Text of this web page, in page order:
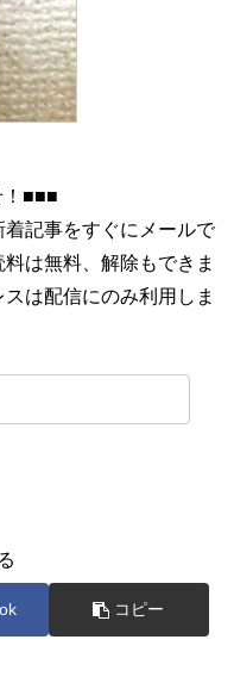
！■■■
記事をすぐにメールで
は無料、解除もできま
は配信にのみ利用しま
コピー